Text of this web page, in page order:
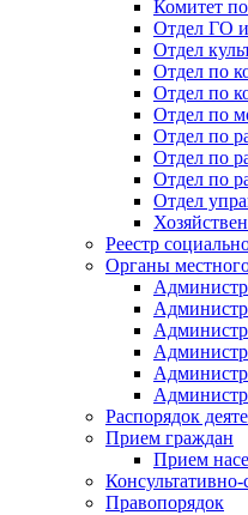
Комитет по
Отдел ГО
Отдел
Отдел по
Отдел по
Отдел по
Отдел по
Отдел по
Отдел по
Отдел
Реестр
Органы
Распорядок
Прием граждан
Прием
Правопорядок